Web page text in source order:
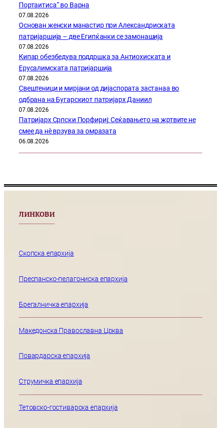
Портаитиса“ во Варна
07.08.2026
Основан женски манастир при Александриската
патријаршија – две Египќанки се замонашија
07.08.2026
Кипар обезбедува поддршка за Антиохиската и
Ерусалимската патријаршија
07.08.2026
Свештеници и мирјани од дијаспората застанаа во
одбрана на Бугарскиот патријарх Даниил
07.08.2026
Патријарх Српски Порфириј: Сеќавањето на жртвите не
смее да нѐ врзува за омразата
06.08.2026
ЛИНКОВИ
Скопска епархија
Преспанско-пелагониска епархија
Брегалничка епархија
Македонска Православна Црква
Повардарска епархија
Струмичка епархија
Тетовско-гостиварска епархија